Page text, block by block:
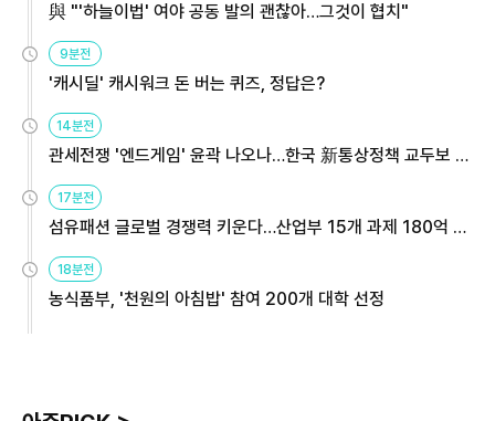
與 "'하늘이법' 여야 공동 발의 괜찮아…그것이 협치"
9분전
'캐시딜' 캐시워크 돈 버는 퀴즈, 정답은?
14분전
관세전쟁 '엔드게임' 윤곽 나오나…한국 新통상정책 교두보 활
용해야
17분전
섬유패션 글로벌 경쟁력 키운다…산업부 15개 과제 180억 지
원
18분전
농식품부, '천원의 아침밥' 참여 200개 대학 선정